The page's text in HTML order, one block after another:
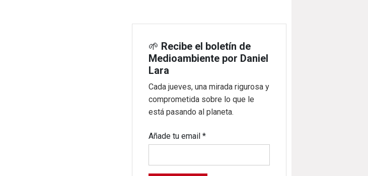
🌱 Recibe el boletín de
Medioambiente por Daniel
Lara
Cada jueves, una mirada rigurosa y
comprometida sobre lo que le
está pasando al planeta.
Añade tu email*